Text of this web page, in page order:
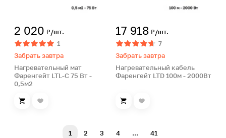
2 020 ₽/шт.
1
Забрать завтра
Нагревательный мат
Фаренгейт LTL-C 75 Вт -
0,5м2
17 918 ₽/шт.
7
Забрать завтра
Нагревательный кабель
Фаренгейт LTD 100м - 2000Вт
1 2 3 4 ... 41